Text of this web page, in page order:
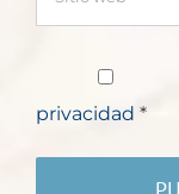
privacidad *